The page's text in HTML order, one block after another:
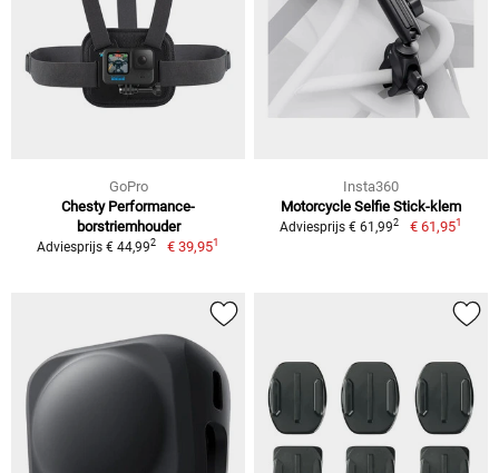
GoPro
Chesty Performance-
borstriemhouder
Adviesprijs € 44,992 € 39,951
Insta360
Motorcycle Selfie Stick-klem
Adviesprijs € 61,992 € 61,951